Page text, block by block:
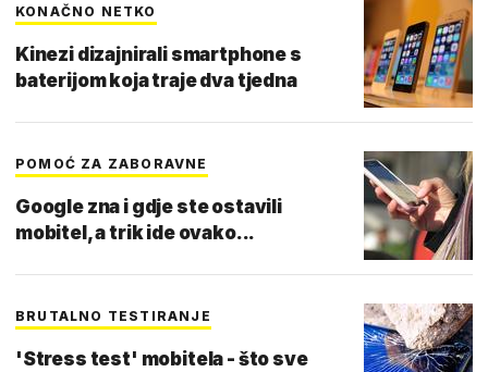
KONAČNO NETKO
Kinezi dizajnirali smartphone s
baterijom koja traje dva tjedna
POMOĆ ZA ZABORAVNE
Google zna i gdje ste ostavili
mobitel, a trik ide ovako...
BRUTALNO TESTIRANJE
'Stress test' mobitela - što sve